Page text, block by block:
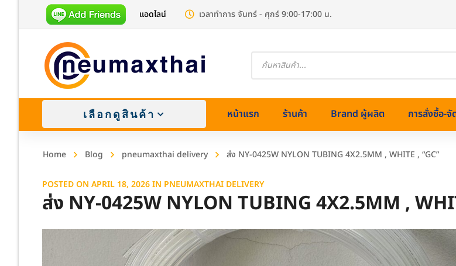
แอดไลน์ เวลาทำการ จันทร์ - ศุกร์ 9:00-17:00 น.
Products
เลือกดูสินค้า
Stainless (สแตนเลส)
หน้าแรก ร้านค้า Brand ผู้ผลิต การสั่งซื้อ-จั
Home Blog pneumaxthai delivery ส่ง NY-0425W NYLON TUBING 4X2.5MM , WHITE , “GC”
POSTED ON APRIL 18, 2026IN PNEUMAXTHAI DELIVERY
ส่ง NY-0425W NYLON TUBING 4X2.5MM ,